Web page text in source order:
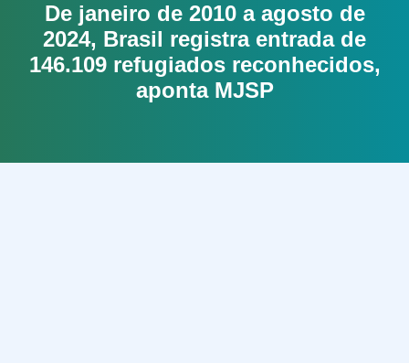
De janeiro de 2010 a agosto de
2024, Brasil registra entrada de
146.109 refugiados reconhecidos,
aponta MJSP